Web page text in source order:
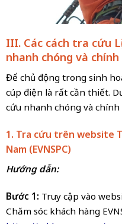
III. Các cách tra cứu
nhanh chóng và chính
Để chủ động trong sinh
cúp điện là rất cần thiết.
cứu nhanh chóng và chính
1. Tra cứu trên website
Nam (EVNSPC)
Hướng dẫn:
Bước 1: Truy cập vào
Chăm sóc khách hàng